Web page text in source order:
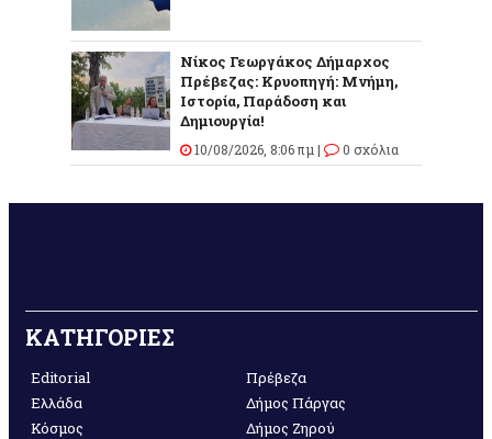
Νίκος Γεωργάκος Δήμαρχος
Πρέβεζας: Κρυοπηγή: Μνήμη,
Ιστορία, Παράδοση και
Δημιουργία!
10/08/2026, 8:06 πμ | 0 σχόλια
ΚΑΤΗΓΟΡΙΕΣ
Editorial
Ελλάδα
Κόσμος
Πρέβεζα
Δήμος Πάργας
Δήμος Ζηρού